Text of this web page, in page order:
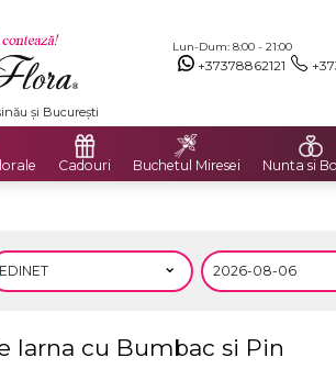
Lun-Dum: 8:00 - 21:00
+37378862121
și București
Cadouri Buchetul Miresei Nunta si
Iarna cu Bumbac si Pin